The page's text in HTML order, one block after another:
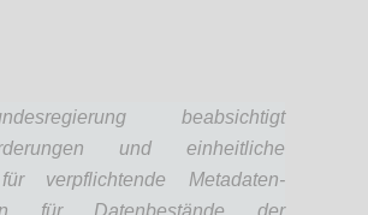
beabsichtigt
und einheitliche
verpflichtende Metadaten-
für Datenbestände der